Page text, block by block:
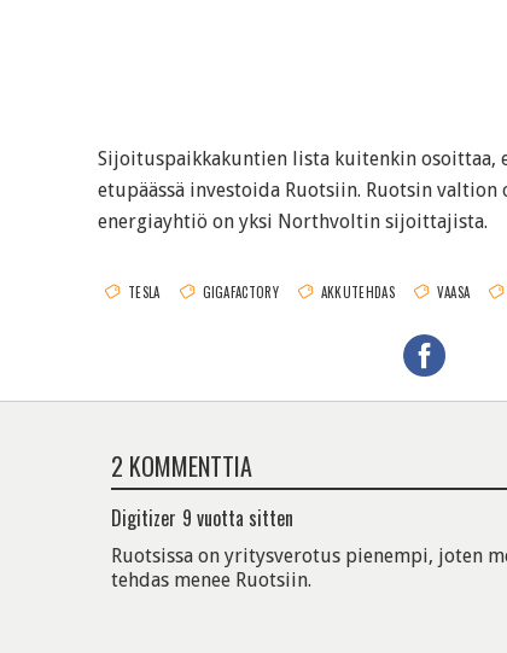
Sijoituspaikkakuntien lista kuitenkin osoittaa,
etupäässä investoida Ruotsiin. Ruotsin
energiayhtiö on yksi Northvoltin sijoittajista.
TESLA GIGAFACTORY AKKUTEHDAS VAASA
2 KOMMENTTIA
Digitizer 9 vuotta sitten
Ruotsissa on yritysverotus pienempi, joten
tehdas menee Ruotsiin.